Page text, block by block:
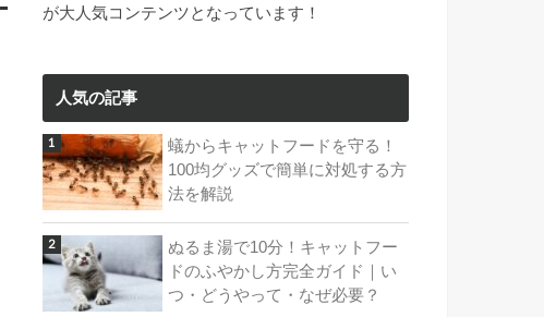
が大人気コンテンツとなっています！
人気の記事
蟻からキャットフードを守る！
100均グッズで簡単に対処する方
法を解説
ぬるま湯で10分！キャットフー
ドのふやかし方完全ガイド｜い
つ・どうやって・なぜ必要？